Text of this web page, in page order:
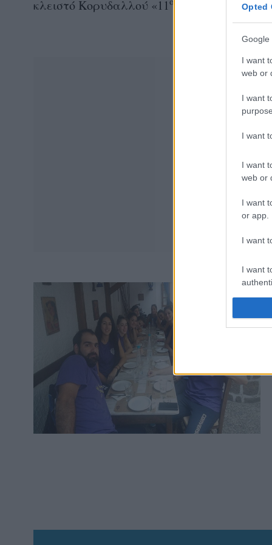
Opted
Google
I want
web or
I want
I want
I want
web or
I want
or app.
I want
I want
κλειστό Κορυδαλλού «11
τουρνουά